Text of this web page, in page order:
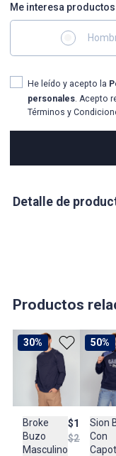
Me interesa
He leído y acepto la
personales. Acepto
Términos y
Detalle de
Importador:
Cuidado y Lavado
CUIDADOS GENERALES
Composición:
65% POLIÉSTER
Productos
30%
Broke
Buzo
Masculino
$174.950
$249.950
50%
Sion
Con